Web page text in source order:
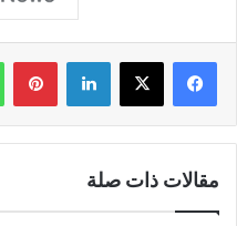
لينكدإن
مقالات ذات صلة